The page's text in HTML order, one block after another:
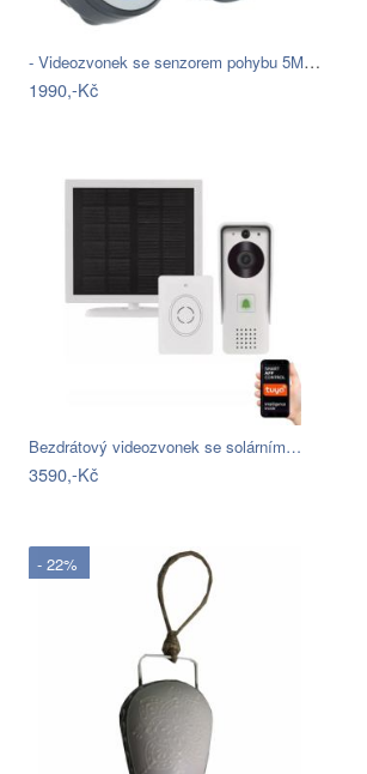
- Videozvonek se senzorem pohybu 5MPx…
1990,-Kč
Bezdrátový videozvonek se solárním…
3590,-Kč
- 22%